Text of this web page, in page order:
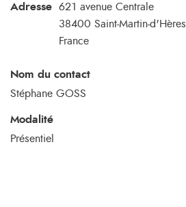
Adresse
621 avenue Centrale
38400 Saint-Martin-d'Hères
France
Nom du contact
Stéphane GOSS
Modalité
Présentiel